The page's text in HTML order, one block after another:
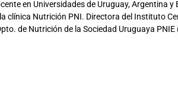
en Universidades de Uruguay, Argentina y
clínica Nutrición PNI. Directora del Instituto
de Nutrición de la Sociedad Uruguaya PNIE